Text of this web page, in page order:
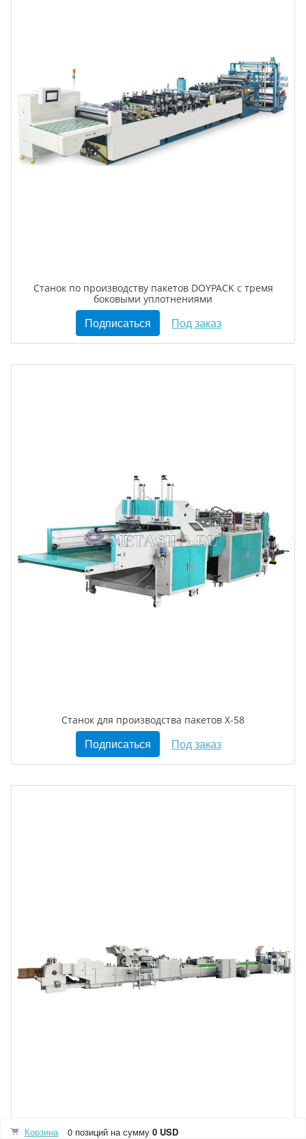
Станок по производству пакетов DOYPACK с тремя
боковыми уплотнениями
Подписаться Под заказ
Станок для производства пакетов X-58
Подписаться Под заказ
Корзина 0 позиций на сумму 0 USD